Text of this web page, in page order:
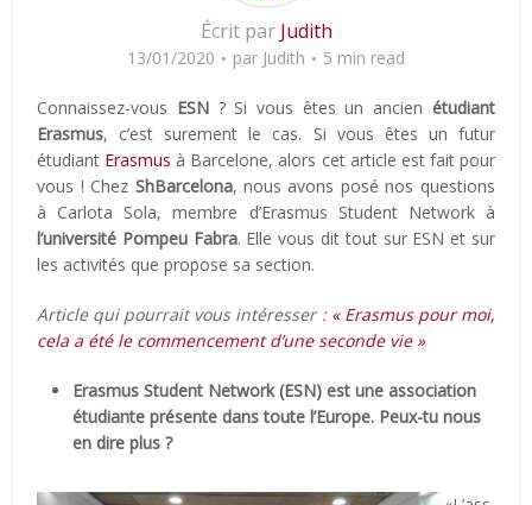
Écrit par Judith
13/01/2020 par Judith 5 min read
Connaissez-vous ESN? Si vous êtes un ancien étudiant
Erasmus, c’est surement le cas. Si vous êtes un futur
étudiant Erasmus à Barcelone, alors cet article est fait pour
vous ! Chez ShBarcelona, nous avons posé nos questions
à Carlota Sola, membre d’Erasmus Student Network à
l’université Pompeu Fabra. Elle vous dit tout sur ESN et sur
les activités que propose sa section.
Article qui pourrait vous intéresser : « Erasmus pour moi,
cela a été le commencement d’une seconde vie »
Erasmus Student Network (ESN) est une association
étudiante présente dans toute l’Europe. Peux-tu nous
en dire plus ?